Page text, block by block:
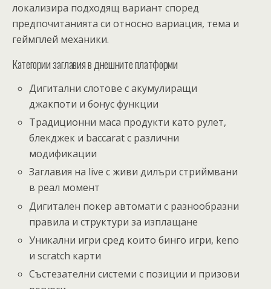
локализира подходящ вариант според
предпочитанията си относно вариация, тема и
геймплей механики.
Категории заглавия в днешните платформи
Дигитални слотове с акумулиращи
джакпоти и бонус функции
Традиционни маса продукти като рулет,
блекджек и baccarat с различни
модификации
Заглавия на live с живи дилъри стриймвани
в реал момент
Дигитален покер автомати с разнообразни
правила и структури за изплащане
Уникални игри сред които бинго игри, keno
и scratch карти
Състезателни системи с позиции и призови